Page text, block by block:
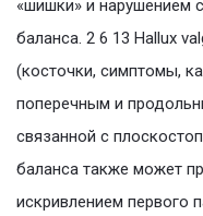
«шишки» и нарушением
баланса. 2 6 13 Hallux
(косточки, симптомы,
поперечным и
связанной с
баланса также может
искривлением первого